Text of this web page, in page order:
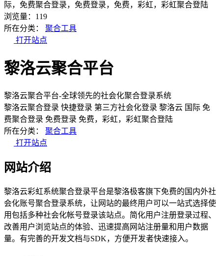
际，免费聚合登录，免费登录，免费，彩虹，彩虹聚合登陆
浏览量：119
所在分类：
聚合工具
打开站点
黎洛云聚合平台
黎洛云聚合平台-全球领先的社会化聚合登录系统
黎洛云聚合登录 快捷登录 第三方社会化登录 黎洛云 国际 免
费聚合登录 免费登录 免费，彩虹，彩虹聚合登陆
所在分类：
聚合工具
打开站点
网站介绍
黎洛云彩虹系统聚合登录平台是黎洛极客旗下免费的国内外社
会化账号聚合登录系统，让网站的最终用户可以一站式选择使
用包括多种社会化帐号登录该站点。简化用户注册登录过程、
改善用户浏览站点的体验、迅速提高网站注册量和用户数据
量。有完善的开发文档与SDK，方便开发者快速接入。